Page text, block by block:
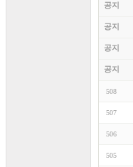
공지
공지
공지
공지
508
507
506
505